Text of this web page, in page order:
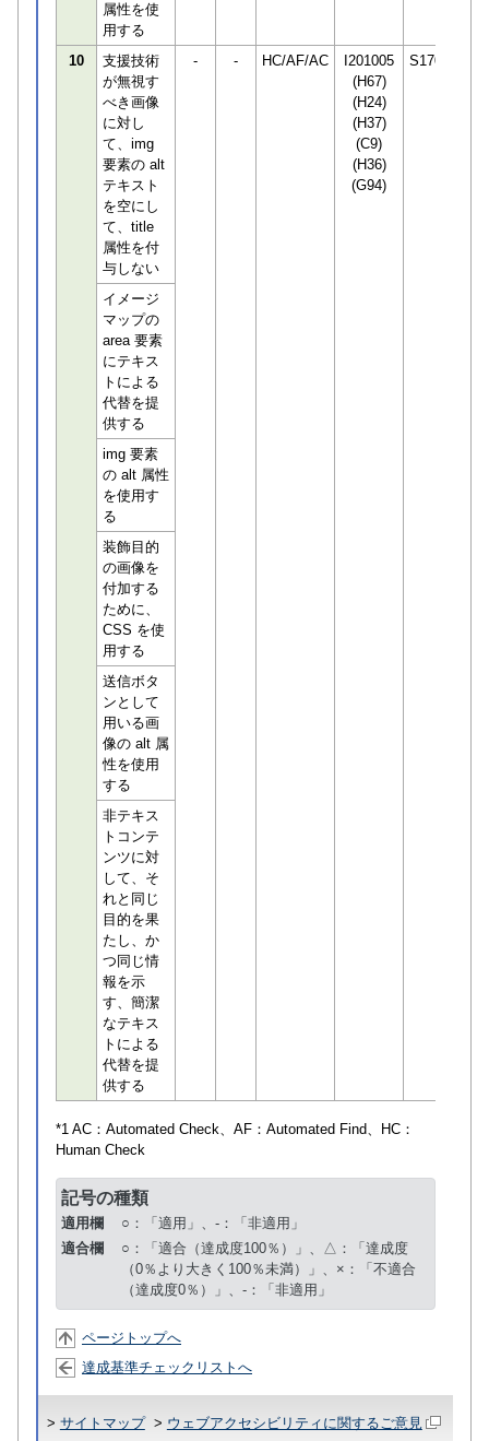
属性を使
用する
10
支援技術
が無視す
べき画像
に対し
て、img
要素の alt
テキスト
を空にし
て、title
属性を付
与しない
- - HC/AF/AC
I201005
(H67)
(H24)
(H37)
(C9)
(H36)
(G94)
S170294
イメージ
マップの
area 要素
にテキス
トによる
代替を提
供する
img 要素
の alt 属性
を使用す
る
装飾目的
の画像を
付加する
ために、
CSS を使
用する
送信ボタ
ンとして
用いる画
像の alt 属
性を使用
する
非テキス
トコンテ
ンツに対
して、そ
れと同じ
目的を果
たし、か
つ同じ情
報を示
す、簡潔
なテキス
トによる
代替を提
供する
*1 AC： Automated Check、AF： Automated Find、HC：
Human Check
記号の種類
適用欄
○：「適用」、-：「非適用」
適合欄
○：「適合（達成度100％）」、△：「達成度
（0％より大きく100％未満）」、×：「不適合
（達成度0％）」、-：「非適用」
ページトップへ
達成基準チェックリストへ
> サイトマップ> ウェブアクセシビリティに関するご意見